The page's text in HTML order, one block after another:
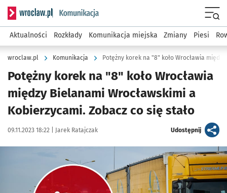
Serwis informacyjny wroclaw.pl podserwis: Komunikacja
Aktualności Rozkłady Komunikacja miejska Zmiany Piesi
wroclaw.pl Komunikacja
Potężny korek na "8" koło Wrocławia
między Bielanami Wrocławskimi a
Kobierzycami. Zobacz co się stało
Data publikacji:
09.11.2023 18:22 | Autor:
Jarek Ratajczak Udostępnijartykuł